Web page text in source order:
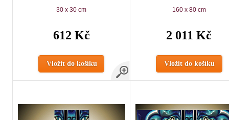
30 x 30 cm
612 Kč
Vložit do košíku
160 x 80 cm
2 011 Kč
Vložit do košíku